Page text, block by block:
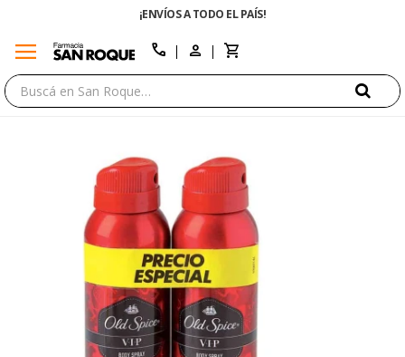
¡ENVÍOS A TODO EL PAÍS!
menu call
close